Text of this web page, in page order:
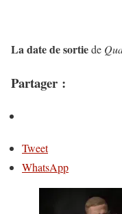
La date de sortiede
Partager :
Tweet
WhatsApp